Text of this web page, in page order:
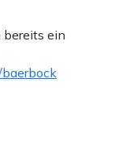
bereits ein